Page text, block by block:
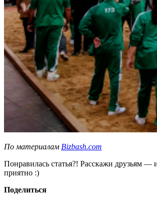
По материалам Bizbash.com
Понравилась статья?! Расскажи друзьям —
приятно :)
Поделиться